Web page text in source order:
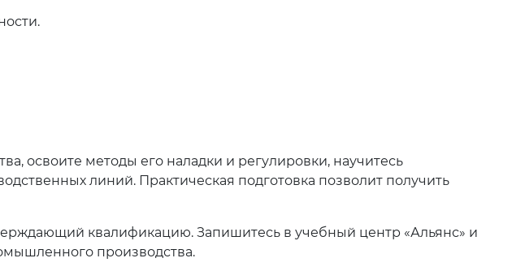
освоите методы его наладки и регулировки, научитесь
линий. Практическая подготовка позволит получить
квалификацию. Запишитесь в учебный центр «Альянс» и
производства.